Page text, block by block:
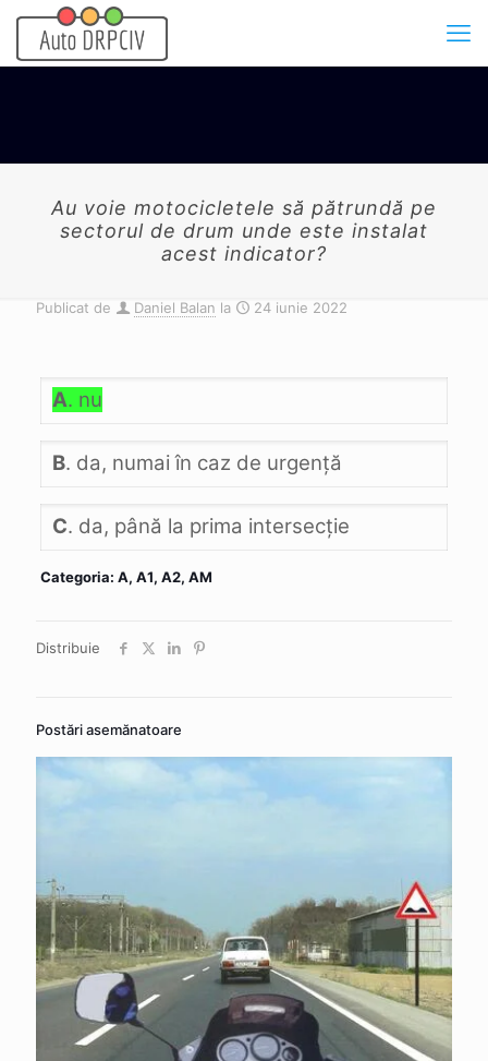
Au voie motocicletele să pătrundă pe
sectorul de drum unde este instalat
acest indicator?
Publicat de Daniel Balan la 24 iunie 2022
A. nu
B. da, numai în caz de urgenţă
C. da, până la prima intersecţie
Categoria: A, A1, A2, AM
Distribuie
Postări asemănatoare